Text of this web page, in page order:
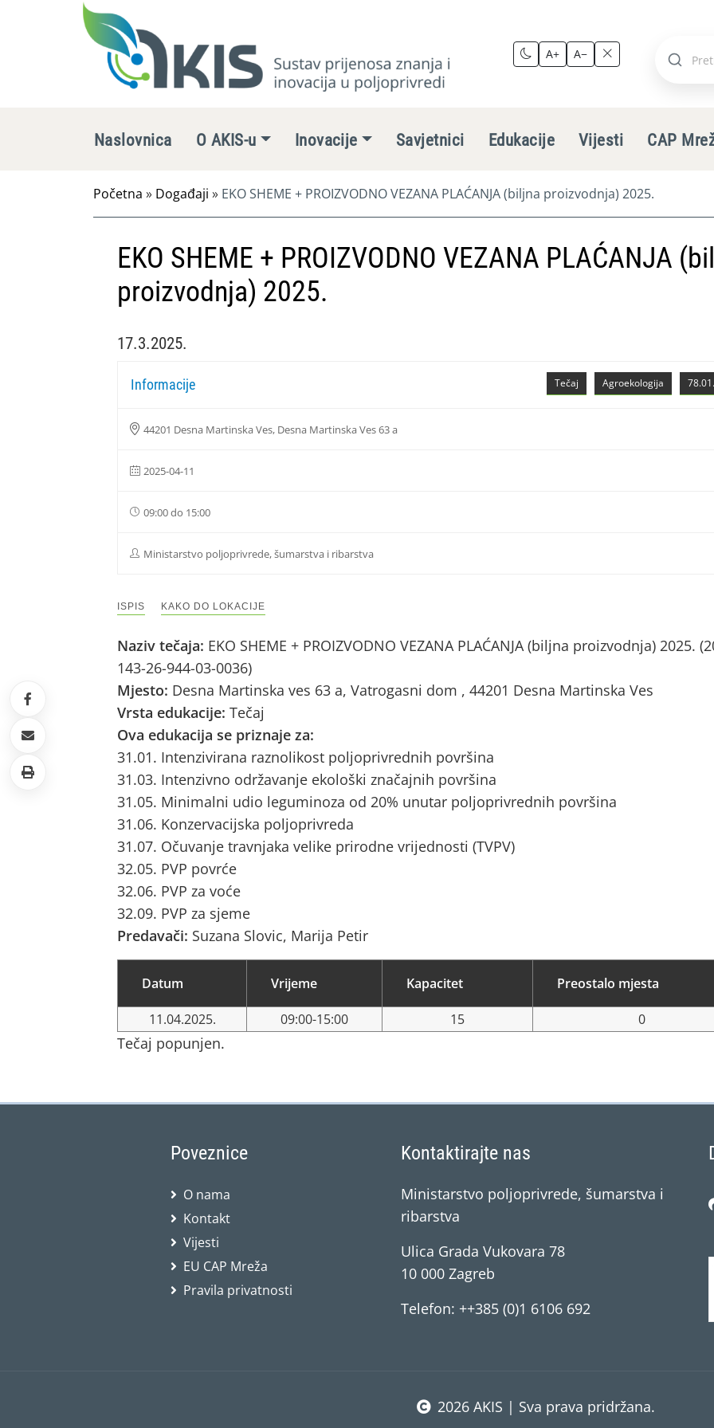
A+ A−
Pretraži
Naslovnica O AKIS-u Inovacije Savjetnici Edukacije Vijesti CAP
Početna » Događaji » EKO SHEME + PROIZVODNO VEZANA PLAĆANJA (biljna proizvodnja) 2025.
EKO SHEME + PROIZVODNO VEZANA PLAĆANJA
proizvodnja) 2025.
17.3.2025.
Agroekologija
Tečaj
Informacije
44201 Desna Martinska Ves, Desna Martinska Ves 63 a
2025-04-11
09:00 do 15:00
Ministarstvo poljoprivrede, šumarstva i ribarstva
ISPIS KAKO DO LOKACIJE
Naziv tečaja: EKO SHEME + PROIZVODNO VEZANA PLAĆANJA (biljna proizvodnja) 2025.
143-26-944-03-0036)
Mjesto: Desna Martinska ves 63 a, Vatrogasni dom , 44201 Desna Martinska Ves
Vrsta edukacije: Tečaj
Ova edukacija se priznaje za:
31.01. Intenzivirana raznolikost poljoprivrednih površina
31.03. Intenzivno održavanje ekološki značajnih površina
31.05. Minimalni udio leguminoza od 20% unutar poljoprivrednih površina
31.06. Konzervacijska poljoprivreda
31.07. Očuvanje travnjaka velike prirodne vrijednosti (TVPV)
32.05. PVP povrće
32.06. PVP za voće
32.09. PVP za sjeme
Predavači: Suzana Slovic, Marija Petir
Datum Vrijeme Kapacitet Preostalo mjesta
11.04.2025. 09:00-15:00 15 0
Tečaj popunjen.
Poveznice
O nama
Kontakt
Vijesti
EU CAP Mreža
Pravila privatnosti
Kontaktirajte nas
Ministarstvo poljoprivrede, šumarstva i
ribarstva
Ulica Grada Vukovara 78
10 000 Zagreb
Telefon: ++385 (0)1 6106 692
2026 AKIS | Sva prava pridržana.